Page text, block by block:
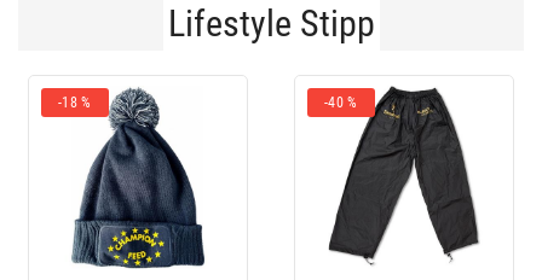
Lifestyle Stipp
-40 %